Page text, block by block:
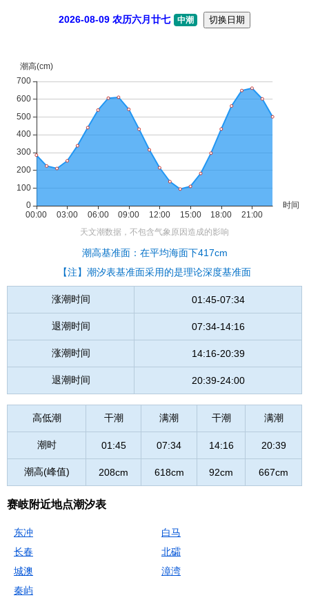
2026-08-09 农历六月廿七 中潮 切换日期
潮高基准面：在平均海面下417cm
【注】潮汐表基准面采用的是理论深度基准面
涨潮时间 01:45-07:34
退潮时间 07:34-14:16
涨潮时间 14:16-20:39
退潮时间 20:39-24:00
高低潮 干潮 满潮 干潮 满潮
潮时 01:45 07:34 14:16 20:39
潮高(峰值) 208cm 618cm 92cm 667cm
赛岐附近地点潮汐表
东冲
白马
长春
北礵
城澳
漳湾
秦屿